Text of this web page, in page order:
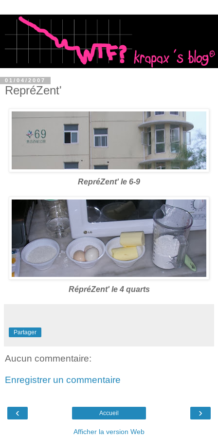
01/04/2007
RepréZent'
RepréZent' le 6-9
RépréZent' le 4 quarts
Partager
Aucun commentaire:
Enregistrer un commentaire
‹ ›
Accueil
Afficher la version Web